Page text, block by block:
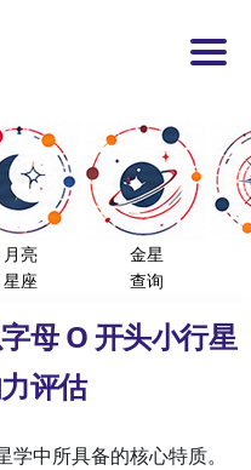
月亮
星座
金星
查询
母 O 开头小行星
评估
中所具备的核心特质。